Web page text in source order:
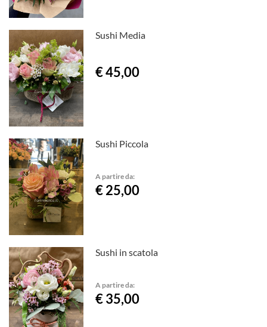
Sushi Media
€ 45,00
Sushi Piccola
A partire da:
€ 25,00
Sushi in scatola
A partire da:
€ 35,00